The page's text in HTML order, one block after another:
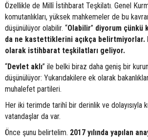
Özellikle de Millî İstihbarat Teşkilatı. Genel
komutanlıkları, yüksek mahkemeler de bu
düşünülüyor olabilir. “Olabilir” diyorum çünkü
da ne kastettiklerini açıkça belirtmiyorlar.
olarak istihbarat teşkilatları geliyor.
“Devlet aklı” ile belki biraz daha geniş bir
düşünülüyor: Yukarıdakilere ek olarak
muhalefet partileri.
Her iki terimde tarihî bir derinlik ve dolayısıyla
vatandaşlar da var.
Önce şunu belirtelim. 2017 yılında yapılan